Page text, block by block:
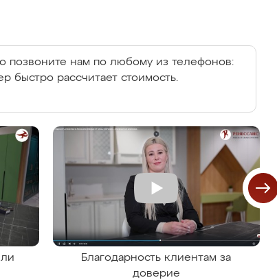
позвоните нам по любому из телефонов:
быстро рассчитает стоимость.
Благодарность клиентам за
доверие